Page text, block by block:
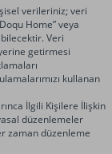
verileriniz; veri
Home” veya
Veri
getirmesi
kullanan
İlgili Kişilere İlişkin
düzenlemeler
zaman düzenleme